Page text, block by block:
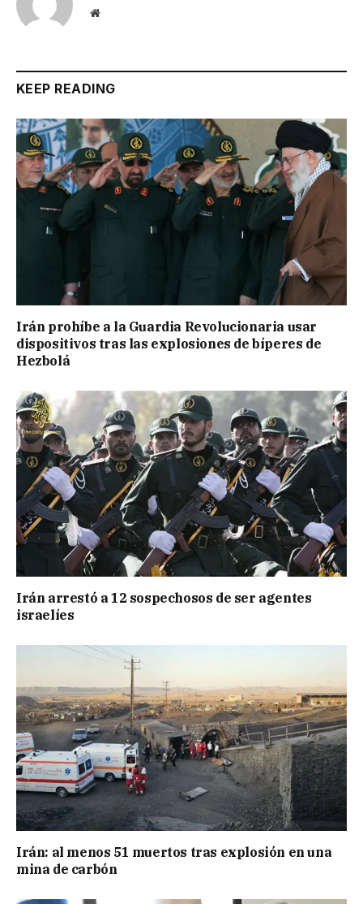
Website
KEEP READING
Irán prohíbe a la Guardia Revolucionaria usar
dispositivos tras las explosiones de bíperes de
Hezbolá
Irán arrestó a 12 sospechosos de ser agentes
israelíes
Irán: al menos 51 muertos tras explosión en una
mina de carbón